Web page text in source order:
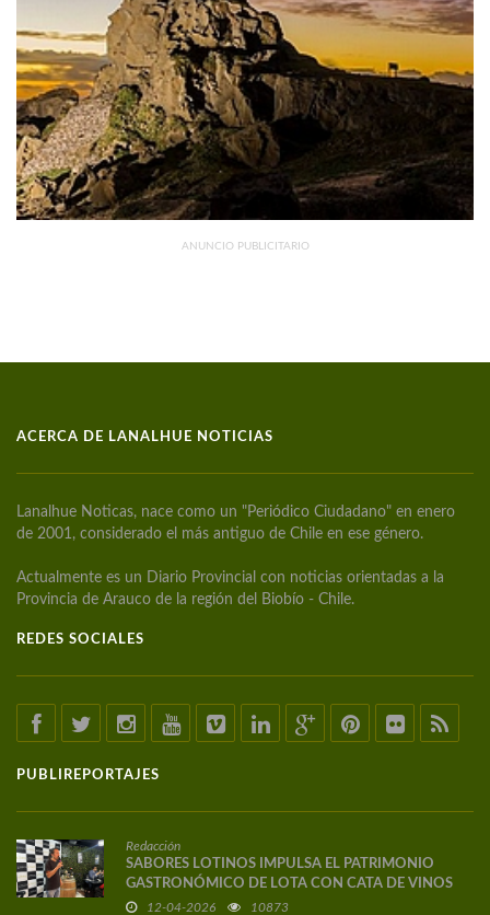
ANUNCIO PUBLICITARIO
ACERCA DE LANALHUE NOTICIAS
Lanalhue Noticas, nace como un "Periódico Ciudadano" en enero
de 2001, considerado el más antiguo de Chile en ese género.
Actualmente es un Diario Provincial con noticias orientadas a la
Provincia de Arauco de la región del Biobío - Chile.
REDES SOCIALES
PUBLIREPORTAJES
Redacción
SABORES LOTINOS IMPULSA EL PATRIMONIO
GASTRONÓMICO DE LOTA CON CATA DE VINOS
DE AUTOR
12-04-2026 10873